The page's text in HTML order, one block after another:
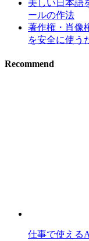
美しい日本語
ールの作法
著作権・肖像
を安全に使う
Recommend
仕事で使える